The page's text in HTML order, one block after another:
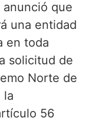
anunció que
una entidad
en toda
solicitud de
Norte de
la
56